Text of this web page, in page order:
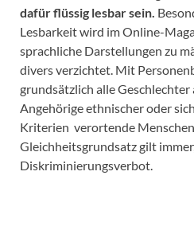
dafür flüssig lesbar sein.
Lesbarkeit wird im Online-
sprachliche Darstellungen zu
divers verzichtet. Mit
grundsätzlich alle Geschlechter
Angehörige ethnischer oder
Kriterien verortende
Gleichheitsgrundsatz gilt
Diskriminierungsverbot.